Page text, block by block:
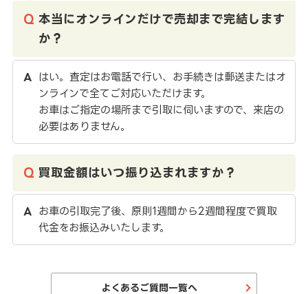
本当にオンラインだけで売却まで完結します
か？
はい。査定はお電話で行い、お手続きは郵送またはオ
ンラインで全てご対応いただけます。
お車はご指定の場所まで引取に伺いますので、来店の
必要はありません。
買取金額はいつ振り込まれますか？
お車の引取完了後、原則1週間から2週間程度で買取
代金をお振込みいたします。
よくあるご質問一覧へ